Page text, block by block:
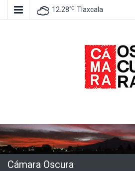
12.28℃ Tlaxcala
Cámara Oscura